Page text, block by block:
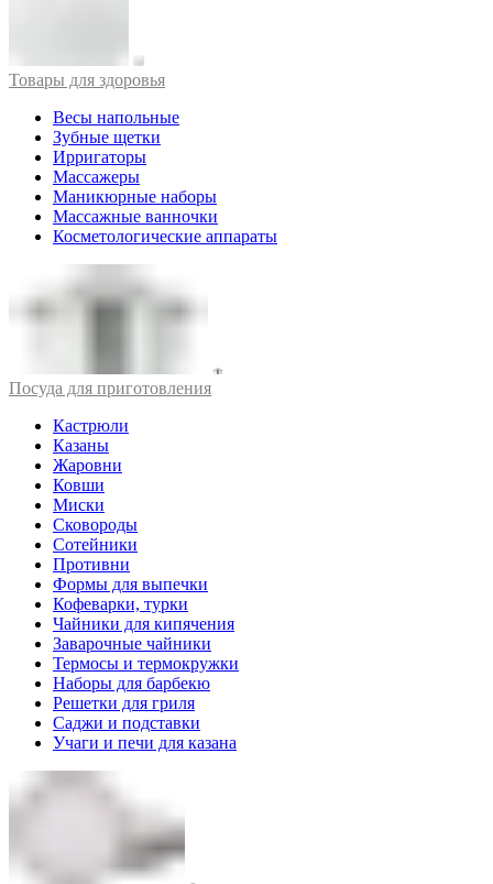
Товары для здоровья
Весы напольные
Зубные щетки
Ирригаторы
Массажеры
Маникюрные наборы
Массажные ванночки
Косметологические аппараты
Посуда для приготовления
Кастрюли
Казаны
Жаровни
Ковши
Миски
Сковороды
Сотейники
Противни
Формы для выпечки
Кофеварки, турки
Чайники для кипячения
Заварочные чайники
Термосы и термокружки
Наборы для барбекю
Решетки для гриля
Саджи и подставки
Учаги и печи для казана